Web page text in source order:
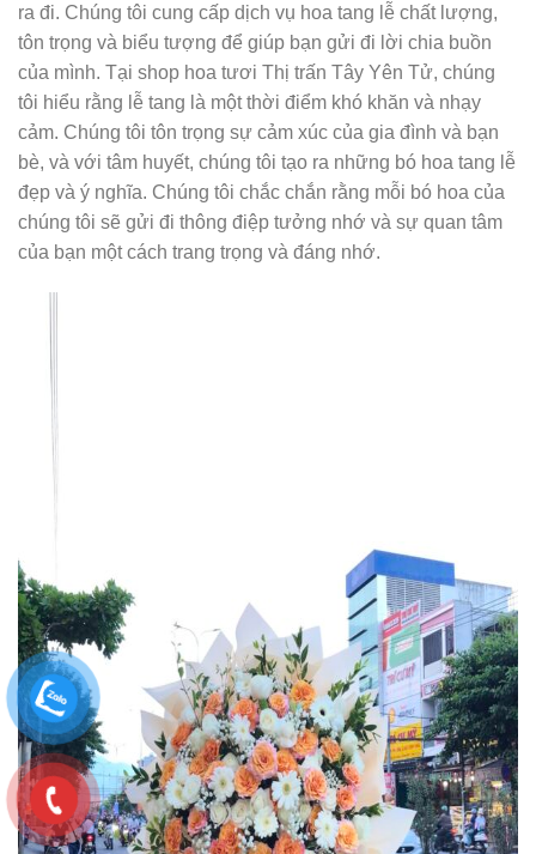
ra đi. Chúng tôi cung cấp dịch vụ hoa tang lễ chất lượng,
tôn trọng và biểu tượng để giúp bạn gửi đi lời chia buồn
của mình. Tại shop hoa tươi Thị trấn Tây Yên Tử, chúng
tôi hiểu rằng lễ tang là một thời điểm khó khăn và nhạy
cảm. Chúng tôi tôn trọng sự cảm xúc của gia đình và bạn
bè, và với tâm huyết, chúng tôi tạo ra những bó hoa tang lễ
đẹp và ý nghĩa. Chúng tôi chắc chắn rằng mỗi bó hoa của
chúng tôi sẽ gửi đi thông điệp tưởng nhớ và sự quan tâm
của bạn một cách trang trọng và đáng nhớ.